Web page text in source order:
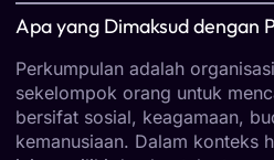
Apa yang Dimaksud dengan
Perkumpulan adalah
sekelompok orang untuk
bersifat sosial, keagamaan,
kemanusiaan. Dalam konteks